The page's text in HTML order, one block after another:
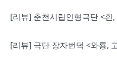
[리뷰] 춘천시립인형극단 <흰
[리뷰] 극단 장자번덕 <와룡,